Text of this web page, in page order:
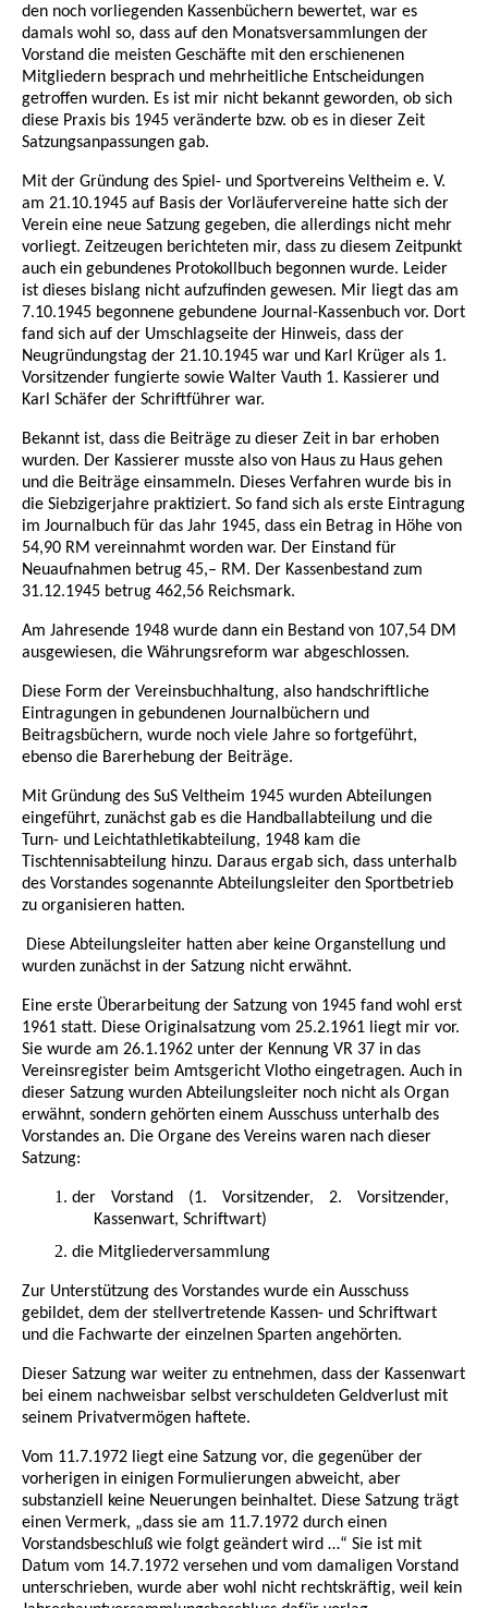
den noch vorliegenden Kassenbüchern bewertet, war es
damals wohl so, dass auf den Monatsversammlungen der
Vorstand die meisten Geschäfte mit den erschienenen
Mitgliedern besprach und mehrheitliche Entscheidungen
getroffen wurden. Es ist mir nicht bekannt geworden, ob sich
diese Praxis bis 1945 veränderte bzw. ob es in dieser Zeit
Satzungsanpassungen gab.
Mit der Gründung des Spiel- und Sportvereins Veltheim e. V.
am 21.10.1945 auf Basis der Vorläufervereine hatte sich der
Verein eine neue Satzung gegeben, die allerdings nicht mehr
vorliegt. Zeitzeugen berichteten mir, dass zu diesem Zeitpunkt
auch ein gebundenes Protokollbuch begonnen wurde. Leider
ist dieses bislang nicht aufzufinden gewesen. Mir liegt das am
7.10.1945 begonnene gebundene Journal-Kassenbuch vor. Dort
fand sich auf der Umschlagseite der Hinweis, dass der
Neugründungstag der 21.10.1945 war und Karl Krüger als 1.
Vorsitzender fungierte sowie Walter Vauth 1. Kassierer und
Karl Schäfer der Schriftführer war.
Bekannt ist, dass die Beiträge zu dieser Zeit in bar erhoben
wurden. Der Kassierer musste also von Haus zu Haus gehen
und die Beiträge einsammeln. Dieses Verfahren wurde bis in
die Siebzigerjahre praktiziert. So fand sich als erste Eintragung
im Journalbuch für das Jahr 1945, dass ein Betrag in Höhe von
54,90 RM vereinnahmt worden war. Der Einstand für
Neuaufnahmen betrug 45,– RM. Der Kassenbestand zum
31.12.1945 betrug 462,56 Reichsmark.
Am Jahresende 1948 wurde dann ein Bestand von 107,54 DM
ausgewiesen, die Währungsreform war abgeschlossen.
Diese Form der Vereinsbuchhaltung, also handschriftliche
Eintragungen in gebundenen Journalbüchern und
Beitragsbüchern, wurde noch viele Jahre so fortgeführt,
ebenso die Barerhebung der Beiträge.
Mit Gründung des SuS Veltheim 1945 wurden Abteilungen
eingeführt, zunächst gab es die Handballabteilung und die
Turn- und Leichtathletikabteilung, 1948 kam die
Tischtennisabteilung hinzu. Daraus ergab sich, dass unterhalb
des Vorstandes sogenannte Abteilungsleiter den Sportbetrieb
zu organisieren hatten.
Diese Abteilungsleiter hatten aber keine Organstellung und
wurden zunächst in der Satzung nicht erwähnt.
Eine erste Überarbeitung der Satzung von 1945 fand wohl erst
1961 statt. Diese Originalsatzung vom 25.2.1961 liegt mir vor.
Sie wurde am 26.1.1962 unter der Kennung VR 37 in das
Vereinsregister beim Amtsgericht Vlotho eingetragen. Auch in
dieser Satzung wurden Abteilungsleiter noch nicht als Organ
erwähnt, sondern gehörten einem Ausschuss unterhalb des
Vorstandes an. Die Organe des Vereins waren nach dieser
Satzung:
der Vorstand (1. Vorsitzender, 2. Vorsitzender,
Kassenwart, Schriftwart)
die Mitgliederversammlung
Zur Unterstützung des Vorstandes wurde ein Ausschuss
gebildet, dem der stellvertretende Kassen- und Schriftwart
und die Fachwarte der einzelnen Sparten angehörten.
Dieser Satzung war weiter zu entnehmen, dass der Kassenwart
bei einem nachweisbar selbst verschuldeten Geldverlust mit
seinem Privatvermögen haftete.
Vom 11.7.1972 liegt eine Satzung vor, die gegenüber der
vorherigen in einigen Formulierungen abweicht, aber
substanziell keine Neuerungen beinhaltet. Diese Satzung trägt
einen Vermerk, „dass sie am 11.7.1972 durch einen
Vorstandsbeschluß wie folgt geändert wird …“ Sie ist mit
Datum vom 14.7.1972 versehen und vom damaligen Vorstand
unterschrieben, wurde aber wohl nicht rechtskräftig, weil kein